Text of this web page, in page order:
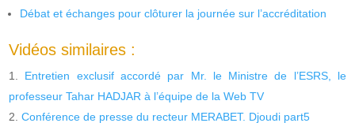
Débat et échanges pour clôturer la journée sur l’accréditation
Vidéos similaires :
Entretien exclusif accordé par Mr. le Ministre de l’ESRS, le
professeur Tahar HADJAR à l’équipe de la Web TV
Conférence de presse du recteur MERABET. Djoudi part5